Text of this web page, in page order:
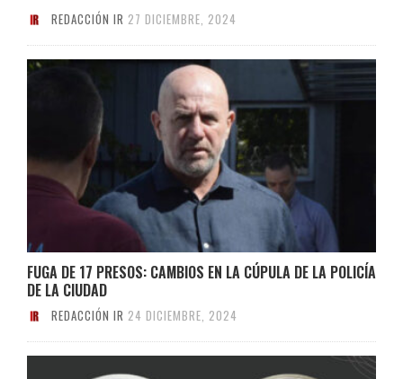
REDACCIÓN IR 27 DICIEMBRE, 2024
FUGA DE 17 PRESOS: CAMBIOS EN LA CÚPULA DE LA POLICÍA
DE LA CIUDAD
REDACCIÓN IR 24 DICIEMBRE, 2024